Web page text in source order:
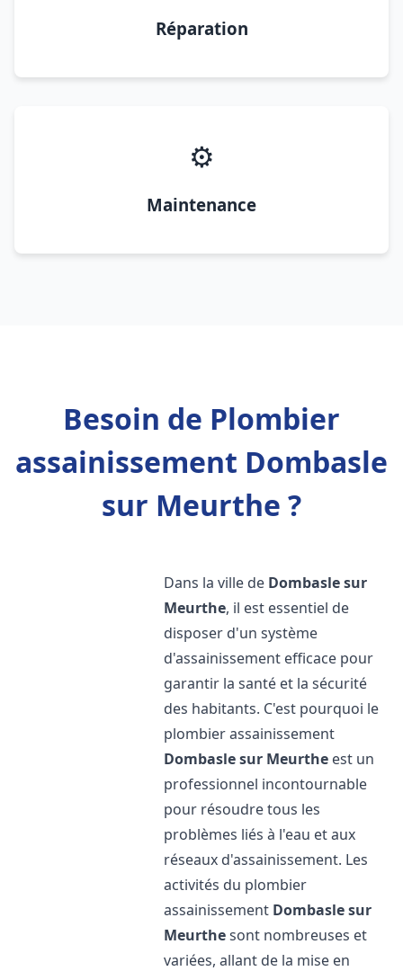
Réparation
⚙️
Maintenance
Besoin de Plombier
assainissement Dombasle
sur Meurthe ?
Dans la ville de Dombasle sur
Meurthe, il est essentiel de
disposer d'un système
d'assainissement efficace pour
garantir la santé et la sécurité
des habitants. C'est pourquoi le
plombier assainissement
Dombasle sur Meurthe est un
professionnel incontournable
pour résoudre tous les
problèmes liés à l'eau et aux
réseaux d'assainissement. Les
activités du plombier
assainissement Dombasle sur
Meurthesont nombreuses et
variées, allant de la mise en